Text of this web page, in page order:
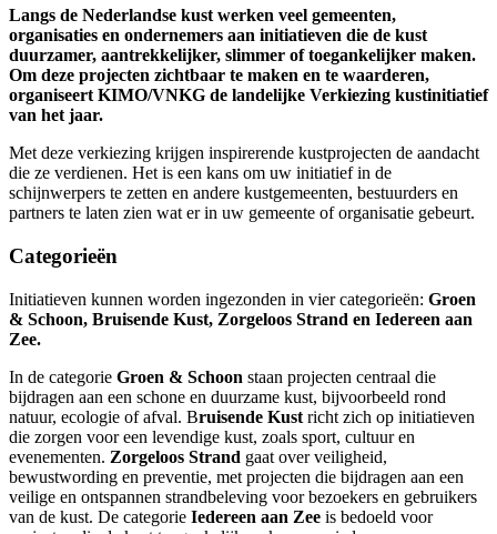
Langs de Nederlandse kust werken veel gemeenten,
organisaties en ondernemers aan initiatieven die de kust
duurzamer, aantrekkelijker, slimmer of toegankelijker maken.
Om deze projecten zichtbaar te maken en te waarderen,
organiseert KIMO/VNKG de landelijke Verkiezing kustinitiatief
van het jaar.
Met deze verkiezing krijgen inspirerende kustprojecten de aandacht
die ze verdienen. Het is een kans om uw initiatief in de
schijnwerpers te zetten en andere kustgemeenten, bestuurders en
partners te laten zien wat er in uw gemeente of organisatie gebeurt.
Categorieën
Initiatieven kunnen worden ingezonden in vier categorieën: Groen
& Schoon, Bruisende Kust, Zorgeloos Strand en Iedereen aan
Zee.
In de categorie Groen & Schoon staan projecten centraal die
bijdragen aan een schone en duurzame kust, bijvoorbeeld rond
natuur, ecologie of afval. Bruisende Kust richt zich op initiatieven
die zorgen voor een levendige kust, zoals sport, cultuur en
evenementen. Zorgeloos Strand gaat over veiligheid,
bewustwording en preventie, met projecten die bijdragen aan een
veilige en ontspannen strandbeleving voor bezoekers en gebruikers
van de kust. De categorie Iedereen aan Zee is bedoeld voor